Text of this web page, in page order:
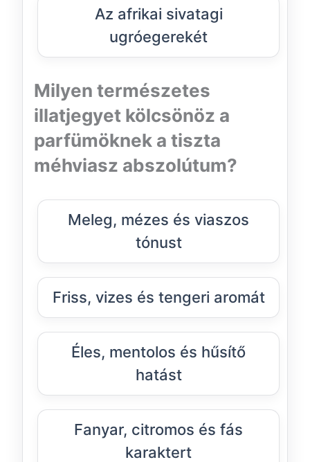
Az afrikai sivatagi
ugróegerekét
Milyen természetes
illatjegyet kölcsönöz a
parfümöknek a tiszta
méhviasz abszolútum?
Meleg, mézes és viaszos
tónust
Friss, vizes és tengeri aromát
Éles, mentolos és hűsítő
hatást
Fanyar, citromos és fás
karaktert